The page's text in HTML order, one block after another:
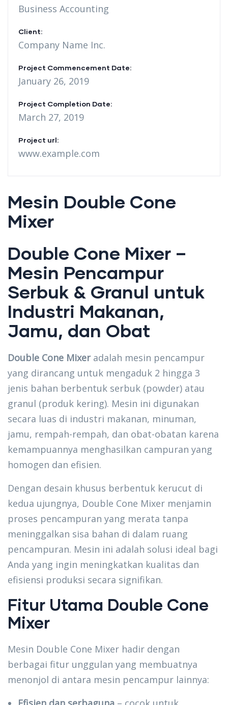
Business Accounting
Client:
Company Name Inc.
Project Commencement Date:
January 26, 2019
Project Completion Date:
March 27, 2019
Project url:
www.example.com
Mesin Double Cone
Mixer
Double Cone Mixer –
Mesin Pencampur
Serbuk & Granul untuk
Industri Makanan,
Jamu, dan Obat
Double Cone Mixeradalah mesin pencampur
yang dirancang untuk mengaduk 2 hingga 3
jenis bahan berbentuk serbuk (powder) atau
granul (produk kering). Mesin ini digunakan
secara luas di industri makanan, minuman,
jamu, rempah-rempah, dan obat-obatan karena
kemampuannya menghasilkan campuran yang
homogen dan efisien.
Dengan desain khusus berbentuk kerucut di
kedua ujungnya, Double Cone Mixer menjamin
proses pencampuran yang merata tanpa
meninggalkan sisa bahan di dalam ruang
pencampuran. Mesin ini adalah solusi ideal bagi
Anda yang ingin meningkatkan kualitas dan
efisiensi produksi secara signifikan.
Fitur Utama Double Cone
Mixer
Mesin Double Cone Mixer hadir dengan
berbagai fitur unggulan yang membuatnya
menonjol di antara mesin pencampur lainnya: